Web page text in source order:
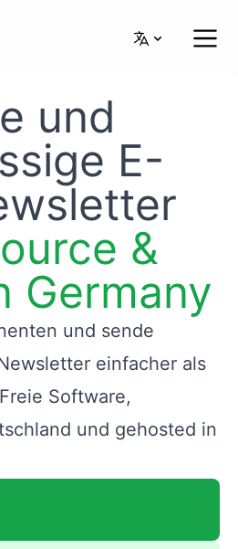
und
E-
&
Germany
und sende
einfacher als
Software,
und gehosted in